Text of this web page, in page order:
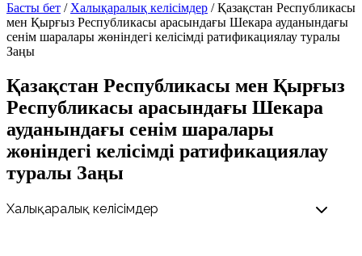
Басты бет / Халықаралық келісімдер /Қазақстан Республикасы
мен Қырғыз Республикасы арасындағы Шекара ауданындағы
сенім шаралары жөніндегі келісімді ратификациялау туралы
Заңы
Қазақстан Республикасы мен Қырғыз
Республикасы арасындағы Шекара
ауданындағы сенім шаралары
жөніндегі келісімді ратификациялау
туралы Заңы